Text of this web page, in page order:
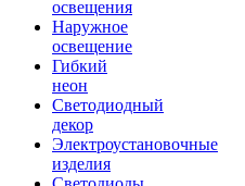
освещения
Наружное
освещение
Гибкий
неон
Светодиодный
декор
Электроустановочные
изделия